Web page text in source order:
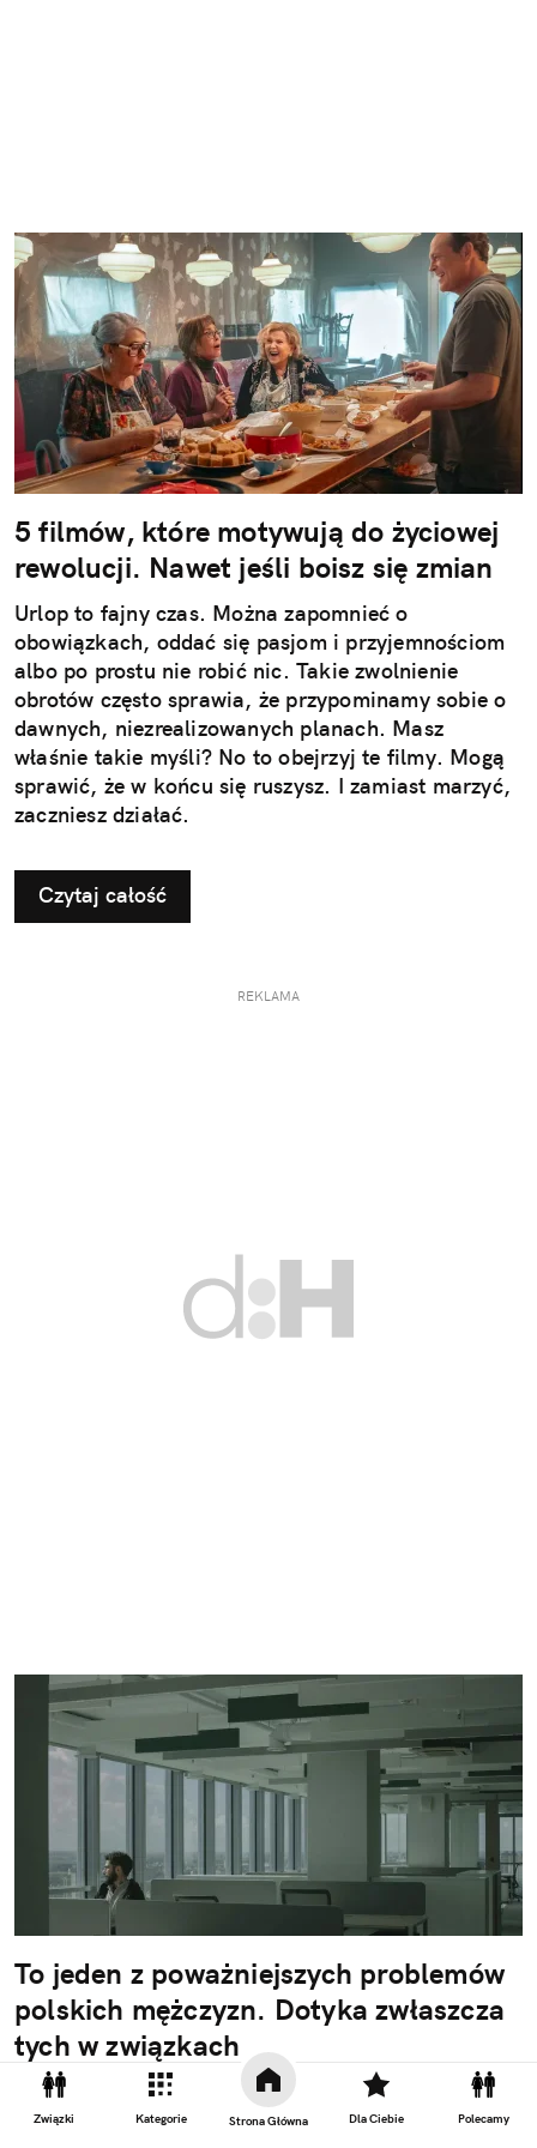
Związki Kategorie Strona Główna Dla Ciebie Polecamy
5 filmów, które motywują do życiowej
rewolucji. Nawet jeśli boisz się zmian
Urlop to fajny czas. Można zapomnieć o
obowiązkach, oddać się pasjom i przyjemnościom
albo po prostu nie robić nic. Takie zwolnienie
obrotów często sprawia, że przypominamy sobie o
dawnych, niezrealizowanych planach. Masz
właśnie takie myśli? No to obejrzyj te filmy. Mogą
sprawić, że w końcu się ruszysz. I zamiast marzyć,
zaczniesz działać.
Czytaj całość
REKLAMA
To jeden z poważniejszych problemów
polskich mężczyzn. Dotyka zwłaszcza
tych w związkach
Nie widać tego na ulicach i w tętniących życiem
knajpkach. Nie widać też w social mediach, gdzie